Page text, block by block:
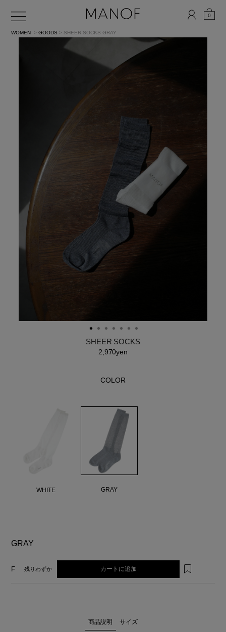
0
WOMEN >GOODS > SHEER SOCKSGRAY
SHEER SOCKS
2,970yen
COLOR
WHITE GRAY
GRAY
F 残りわずか カートに追加
商品説明 サイズ